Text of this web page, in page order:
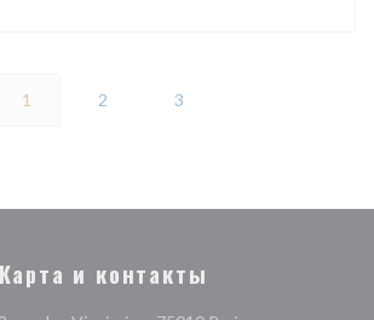
1 2 3
Карта и контакты